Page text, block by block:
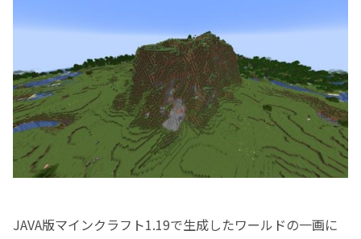
JAVA版マインクラフト1.19で生成したワールドの一画に